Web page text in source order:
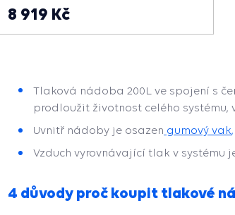
8 919 Kč
Tlaková nádoba 200L ve spojení s
prodloužit životnost celého
Uvnitř nádoby je osazen gumový vak,
Vzduch vyrovnávající tlak v systému
4 důvody proč koupit tlakové